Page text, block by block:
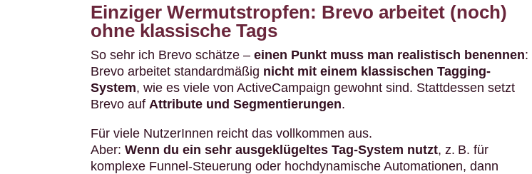
Einziger Wermutstropfen: Brevo arbeitet (noch)
ohne klassische Tags
So sehr ich Brevo schätze – einen Punkt muss man realistisch benennen:
Brevo arbeitet standardmäßig nicht mit einem klassischen Tagging-
System, wie es viele von ActiveCampaign gewohnt sind. Stattdessen setzt
Brevo auf Attribute und Segmentierungen.
Für viele NutzerInnen reicht das vollkommen aus.
Aber: Wenn du ein sehr ausgeklügeltes Tag-System nutzt, z. B. für
komplexe Funnel-Steuerung oder hochdynamische Automationen, dann